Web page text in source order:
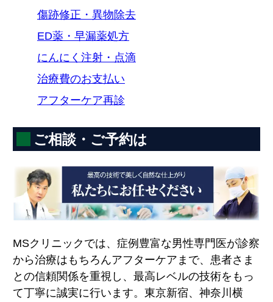
傷跡修正・異物除去
ED薬・早漏薬処方
にんにく注射・点滴
治療費のお支払い
アフターケア再診
ご相談・ご予約は
MSクリニックでは、症例豊富な男性専門医が診察
から治療はもちろんアフターケアまで、患者さま
との信頼関係を重視し、最高レベルの技術をもっ
て丁寧に誠実に行います。東京新宿、神奈川横